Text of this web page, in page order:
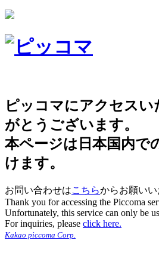
ピッコマにアクセスい
がとうございます。
本ページは日本国内で
けます。
お問い合わせはこちらからお願いい
Thank you for accessing the Piccoma
Unfortunately, this service can only be
For inquiries, please click here.
Kakao piccoma Corp.